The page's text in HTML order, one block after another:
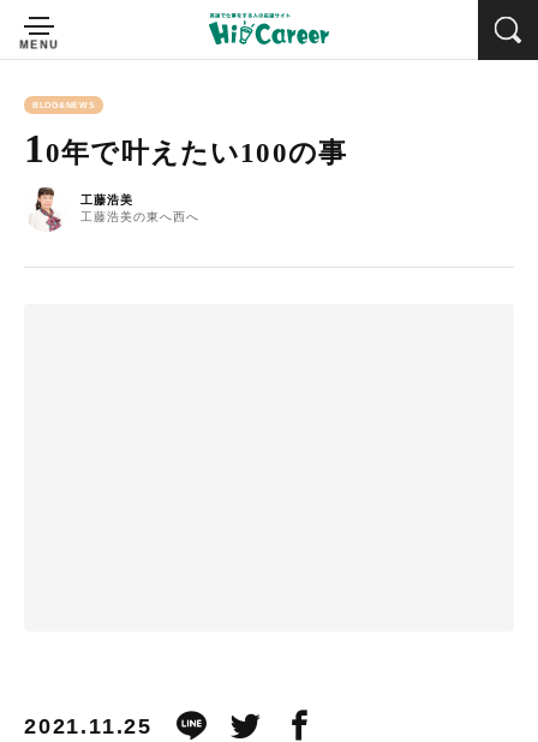
BLOG&NEWS
10年で叶えたい100の事
工藤浩美
工藤浩美の東へ西へ
2021.11.25